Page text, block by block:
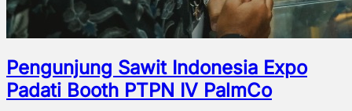
Pengunjung Sawit Indonesia Expo
Padati Booth PTPN IV PalmCo